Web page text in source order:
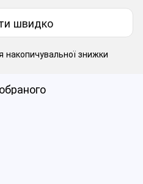
швидко
накопичувальної знижки